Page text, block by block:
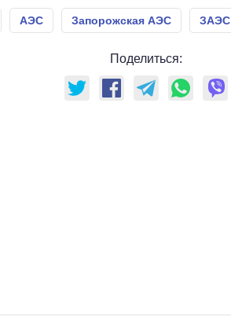
АЭС Запорожская АЭС ЗАЭС
Поделиться: